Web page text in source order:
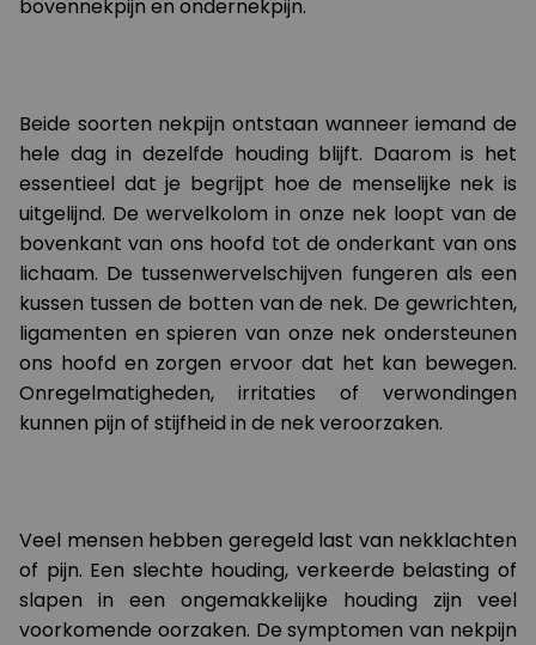
bovennekpijn en ondernekpijn.
Beide soorten nekpijn ontstaan wanneer iemand de
hele dag in dezelfde houding blijft. Daarom is het
essentieel dat je begrijpt hoe de menselijke nek is
uitgelijnd. De wervelkolom in onze nek loopt van de
bovenkant van ons hoofd tot de onderkant van ons
lichaam. De tussenwervelschijven fungeren als een
kussen tussen de botten van de nek. De gewrichten,
ligamenten en spieren van onze nek ondersteunen
ons hoofd en zorgen ervoor dat het kan bewegen.
Onregelmatigheden, irritaties of verwondingen
kunnen pijn of stijfheid in de nek veroorzaken.
Veel mensen hebben geregeld last van nekklachten
of pijn. Een slechte houding, verkeerde belasting of
slapen in een ongemakkelijke houding zijn veel
voorkomende oorzaken. De symptomen van nekpijn